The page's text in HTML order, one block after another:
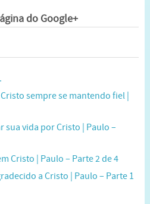
do Google+
sempre se mantendo fiel |
sua vida por Cristo | Paulo –
Cristo | Paulo – Parte 2 de 4
a Cristo | Paulo – Parte 1